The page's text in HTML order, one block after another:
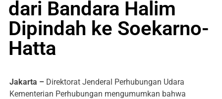
dari Bandara Halim
Dipindah ke Soekarno-
Hatta
Jakarta – Direktorat Jenderal Perhubungan Udara
Kementerian Perhubungan mengumumkan bahwa